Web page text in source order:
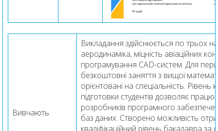
Вивчають
Викладання здійснюється по трьох
аеродинаміка, міцність авіаційних
програмування CAD-систем. Для
безкоштовні заняття з вищої
орієнтовані на спеціальність. Рівень
підготовки студентів дозволяє
розробників програмного
баз даних. Створено можливість
кваліфікаційний рівень бакалавра